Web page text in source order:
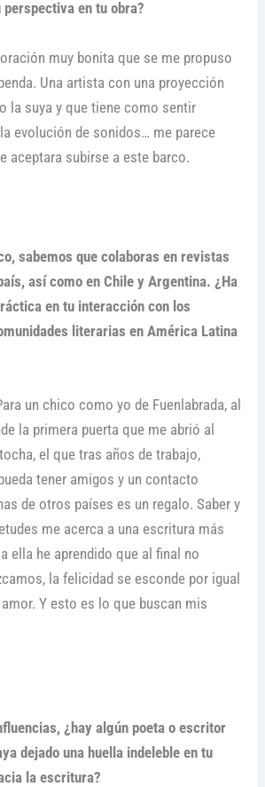
en tu obra?
muy bonita que se me propuso
Una artista con una proyección
la suya y que tiene como sentir
evolución de sonidos… me parece
aceptara subirse a este barco.
sabemos que colaboras en revistas
así como en Chile y Argentina. ¿Ha
en tu interacción con los
literarias en América Latina
un chico como yo de Fuenlabrada, al
la primera puerta que me abrió al
el que tras años de trabajo,
tener amigos y un contacto
de otros países es un regalo. Saber y
me acerca a una escritura más
ella he aprendido que al final no
la felicidad se esconde por igual
Y esto es lo que buscan mis
¿hay algún poeta o escritor
dejado una huella indeleble en tu
la escritura?